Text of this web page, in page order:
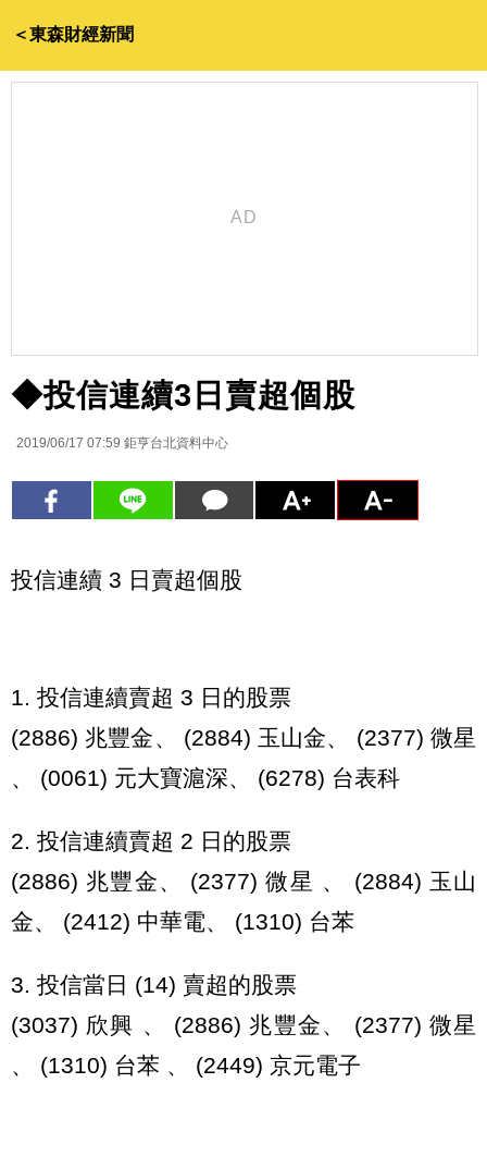
＜東森財經新聞
◆投信連續3日賣超個股
2019/06/17 07:59 鉅亨台北資料中心
投信連續 3 日賣超個股
1. 投信連續賣超 3 日的股票
(2886) 兆豐金、 (2884) 玉山金、 (2377) 微星
、 (0061) 元大寶滬深、 (6278) 台表科
2. 投信連續賣超 2 日的股票
(2886) 兆豐金、 (2377) 微星 、 (2884) 玉山
金、 (2412) 中華電、 (1310) 台苯
3. 投信當日 (14) 賣超的股票
(3037) 欣興 、 (2886) 兆豐金、 (2377) 微星
、 (1310) 台苯 、 (2449) 京元電子